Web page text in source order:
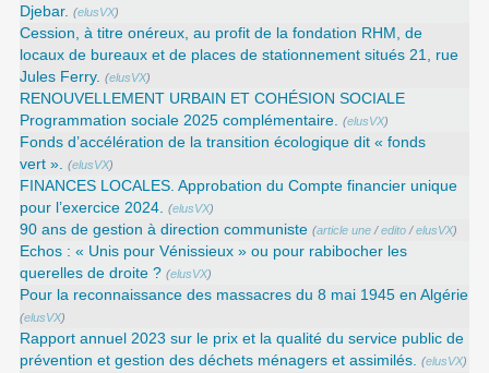
Djebar. (elusVX)
Cession, à titre onéreux, au profit de la fondation RHM, de
locaux de bureaux et de places de stationnement situés 21, rue
Jules Ferry. (elusVX)
RENOUVELLEMENT URBAIN ET COHÉSION SOCIALE
Programmation sociale 2025 complémentaire. (elusVX)
Fonds d’accélération de la transition écologique dit « fonds
vert ». (elusVX)
FINANCES LOCALES. Approbation du Compte financier unique
pour l’exercice 2024. (elusVX)
90 ans de gestion à direction communiste (article une /edito /elusVX)
Echos : « Unis pour Vénissieux » ou pour rabibocher les
querelles de droite ? (elusVX)
Pour la reconnaissance des massacres du 8 mai 1945 en Algérie
(elusVX)
Rapport annuel 2023 sur le prix et la qualité du service public de
prévention et gestion des déchets ménagers et assimilés. (elusVX)